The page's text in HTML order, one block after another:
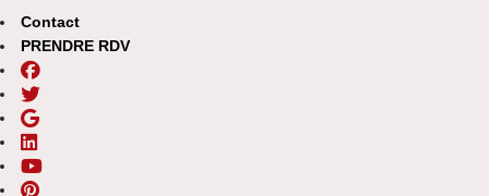
Contact
PRENDRE RDV